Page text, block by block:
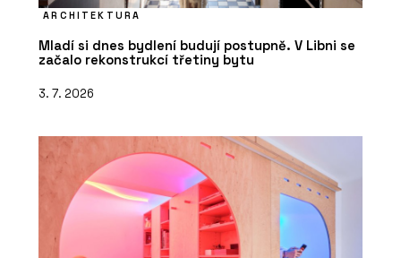
ARCHITEKTURA
Mladí si dnes bydlení budují postupně. V Libni se
začalo rekonstrukcí třetiny bytu
3. 7. 2026